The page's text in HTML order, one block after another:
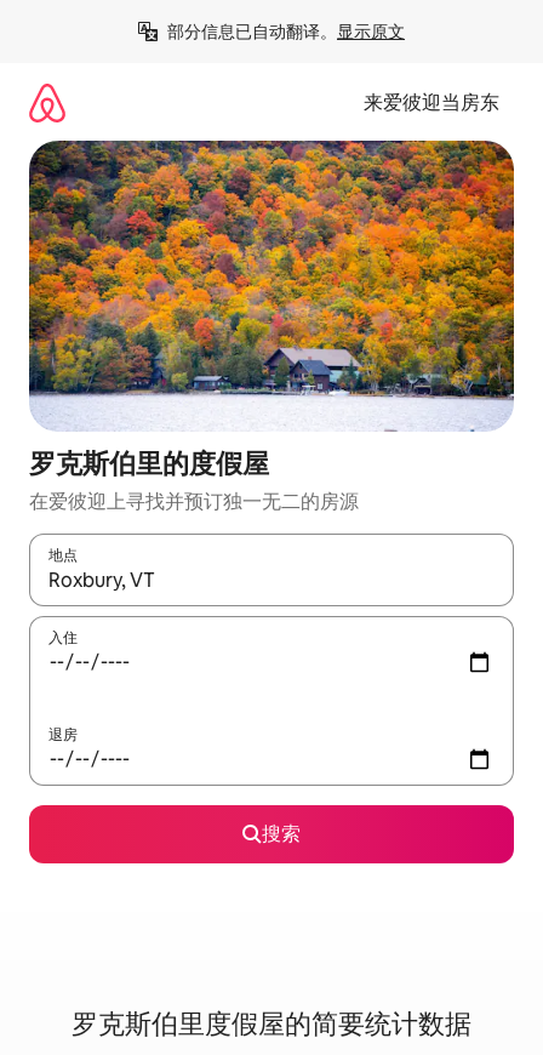
部分信息已自动翻译。 显示原文
来爱彼迎当房东
罗克斯伯里的度假屋
在爱彼迎上寻找并预订独一无二的房源
地点
如有搜索结果，请使用上下方向键查看，或通过点击或滑动手势
入住
退房
搜索
罗克斯伯里度假屋的简要统计数据